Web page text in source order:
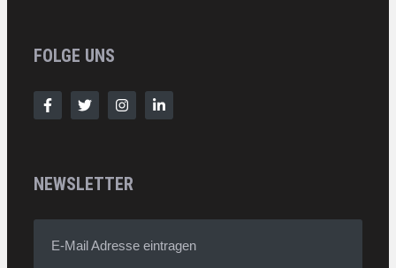
FOLGE UNS
NEWSLETTER
E-Mail Adresse eintragen